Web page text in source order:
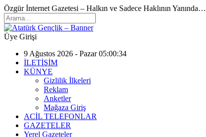
Özgür İnternet Gazetesi – Halkın ve Sadece Haklının Yanında…
Üye Girişi
9 Ağustos 2026 - Pazar 05:00:34
İLETİŞİM
KÜNYE
Gizlilik İlkeleri
Reklam
Anketler
Mağaza Giriş
ACİL TELEFONLAR
GAZETELER
Yerel Gazeteler